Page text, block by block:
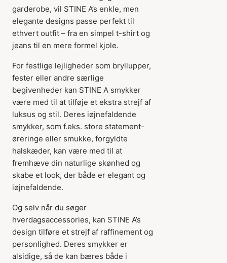
garderobe, vil STINE A’s enkle, men
elegante designs passe perfekt til
ethvert outfit – fra en simpel t-shirt og
jeans til en mere formel kjole.
For festlige lejligheder som bryllupper,
fester eller andre særlige
begivenheder kan STINE A smykker
være med til at tilføje et ekstra strejf af
luksus og stil. Deres iøjnefaldende
smykker, som f.eks. store statement-
øreringe eller smukke, forgyldte
halskæder, kan være med til at
fremhæve din naturlige skønhed og
skabe et look, der både er elegant og
iøjnefaldende.
Og selv når du søger
hverdagsaccessories, kan STINE A’s
design tilføre et strejf af raffinement og
personlighed. Deres smykker er
alsidige, så de kan bæres både i